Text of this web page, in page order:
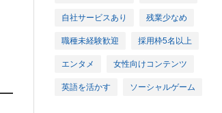
自社サービスあり 残業少なめ
職種未経験歓迎 採用枠5名以上
エンタメ 女性向けコンテンツ
英語を活かす ソーシャルゲーム